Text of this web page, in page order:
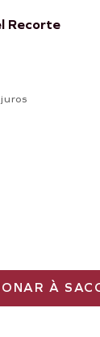
Recorte
À